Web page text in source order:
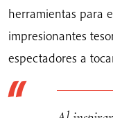
herramientas para
impresionantes
espectadores a